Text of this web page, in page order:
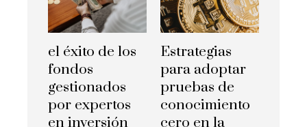
el éxito de los
fondos
gestionados
por expertos
en inversión
Estrategias
para adoptar
pruebas de
conocimiento
cero en la